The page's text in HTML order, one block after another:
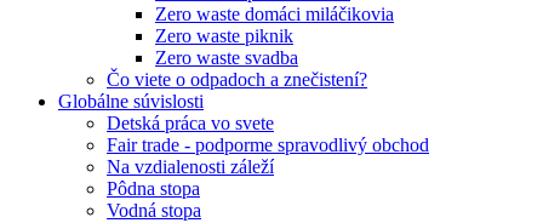
Zero waste domáci miláčikovia
Zero waste piknik
Zero waste svadba
Čo viete o odpadoch a znečistení?
Globálne súvislosti
Detská práca vo svete
Fair trade - podporme spravodlivý obchod
Na vzdialenosti záleží
Pôdna stopa
Vodná stopa